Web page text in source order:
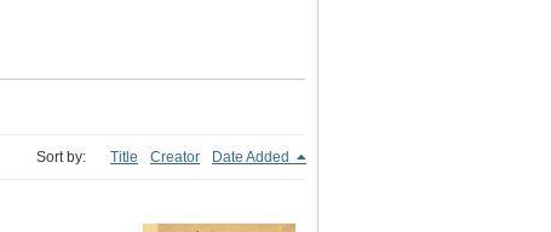
Sort by: Title Creator Date Added